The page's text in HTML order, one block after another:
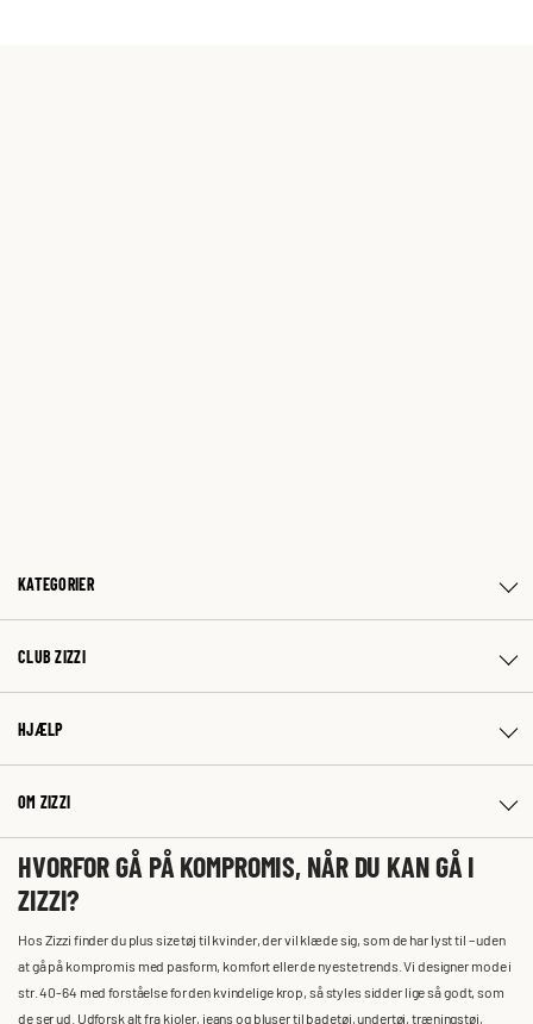
KATEGORIER
CLUB ZIZZI
HJÆLP
OM ZIZZI
HVORFOR GÅ PÅ KOMPROMIS, NÅR DU KAN GÅ I
ZIZZI?
Hos Zizzi finder du plus size tøj til kvinder, der vil klæde sig, som de har lyst til – uden
at gå på kompromis med pasform, komfort eller de nyeste trends. Vi designer mode i
str. 40-64 med forståelse for den kvindelige krop, så styles sidder lige så godt, som
de ser ud. Udforsk alt fra kjoler, jeans og bluser til badetøj, undertøj, træningstøj,